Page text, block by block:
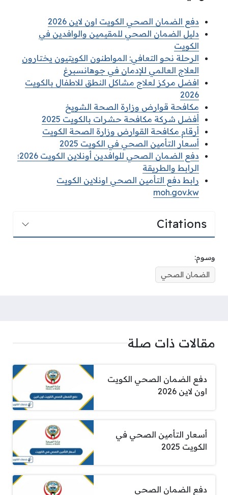
دفع الضمان الصحي الكويت اون لاين 2026
دليل الضمان الصحي للمقيمين والوافدين في
الكويت
الرحلة نحو التعافي: المواطنون الكويتيون يختارون
العلاج العالمي للإدمان في جوهانسبرغ
افضل مركز لعلاج مشاكل النطق للاطفال بالكويت
2026
مكافحة قوارض وزارة الصحة الشويخ
أفضل شركة مكافحة حشرات بالكويت 2025
أرقام مكافحة القوارض وزارة الصحة الكويت
أسعار التأمين الصحي في الكويت 2025
دفع الضمان الصحي للوافدين أونلاين الكويت 2026؛
الرابط والطريقة
رابط دفع التأمين الصحي اونلاين الكويت
moh.gov.kw
Citations
وسوم:
الضمان الصحي
مقالات ذات صلة
دفع الضمان الصحي الكويت
اون لاين 2026
أسعار التأمين الصحي في
الكويت 2025
دفع الضمان الصحي